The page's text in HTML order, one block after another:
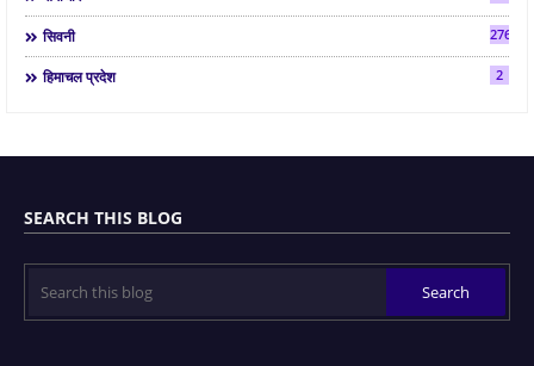
सिवनी 2763
हिमाचल प्रदेश 2
SEARCH THIS BLOG